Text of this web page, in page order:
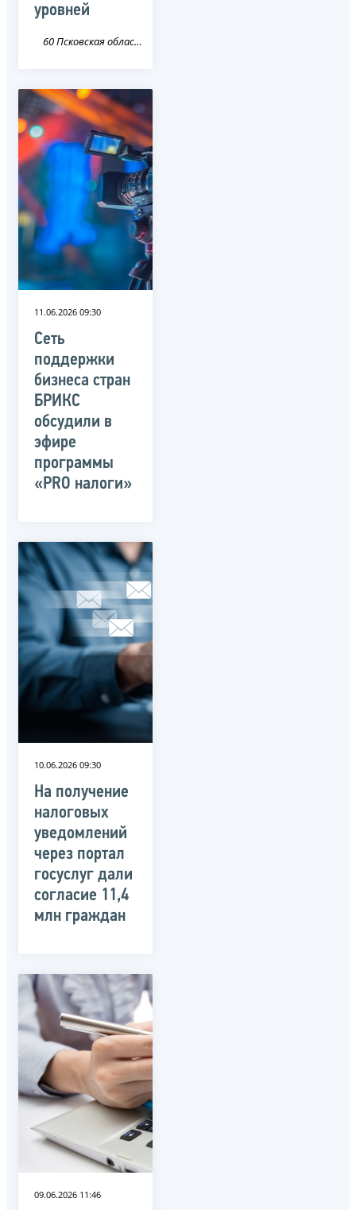
уровней
60 Псковская область
11.06.2026 09:30
Сеть
поддержки
бизнеса стран
БРИКС
обсудили в
эфире
программы
«PRO налоги»
10.06.2026 09:30
На получение
налоговых
уведомлений
через портал
госуслуг дали
согласие 11,4
млн граждан
09.06.2026 11:46